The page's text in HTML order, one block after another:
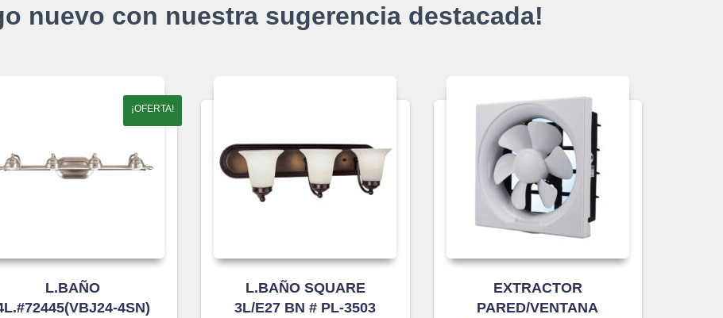
nuevo con nuestra sugerencia destacada!
¡OFERTA!
L.BAÑO
4SN)
L.BAÑO SQUARE
3L/E27 BN # PL-3503
EXTRACTOR
PARED/VENTANA